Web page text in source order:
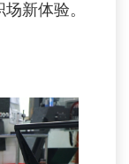
新体验。